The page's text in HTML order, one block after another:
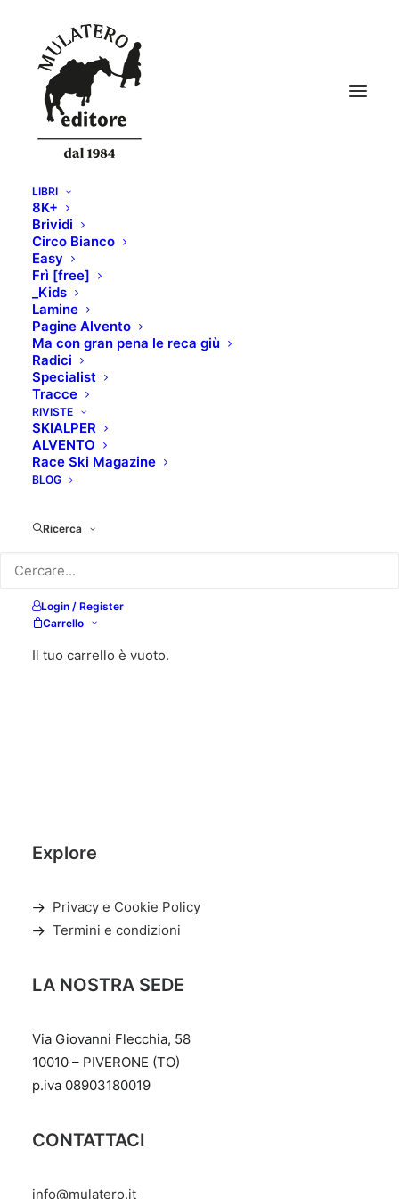
LIBRI
8K+
Brividi
Circo Bianco
Easy
Frì [free]
_Kids
Lamine
Pagine Alvento
Ma con gran pena le reca giù
Radici
Specialist
Tracce
RIVISTE
SKIALPER
ALVENTO
Race Ski Magazine
BLOG
Ricerca
Login / Register
Carrello
Il tuo carrello è vuoto.
Home OUTDOOR GUIDE 2021
Explore
Privacy e Cookie Policy
Termini e condizioni
LA NOSTRA SEDE
Via Giovanni Flecchia, 58
10010 – PIVERONE (TO)
p.iva 08903180019
CONTATTACI
info@mulatero.it